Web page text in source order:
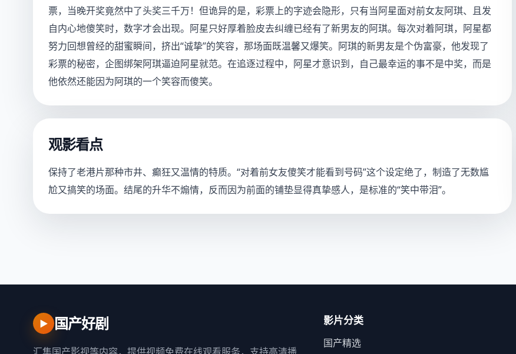
票，当晚开奖竟然中了头奖三千万！但诡异的是，彩票上的字迹会隐形，只有当阿星面对前女友阿琪、且发
自内心地傻笑时，数字才会出现。阿星只好厚着脸皮去纠缠已经有了新男友的阿琪。每次对着阿琪，阿星都
努力回想曾经的甜蜜瞬间，挤出“诚挚”的笑容，那场面既温馨又爆笑。阿琪的新男友是个伪富豪，他发现了
彩票的秘密，企图绑架阿琪逼迫阿星就范。在追逐过程中，阿星才意识到，自己最幸运的事不是中奖，而是
他依然还能因为阿琪的一个笑容而傻笑。
观影看点
保持了老港片那种市井、癫狂又温情的特质。“对着前女友傻笑才能看到号码”这个设定绝了，制造了无数尴
尬又搞笑的场面。结尾的升华不煽情，反而因为前面的铺垫显得真挚感人，是标准的“笑中带泪”。
▶ 国产好剧 影片分类
国产精选